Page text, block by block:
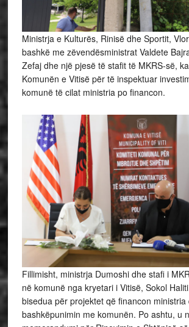
Ministrja e Kulturës, Rinisë dhe Sportit,
bashkë me zëvendësministrat Valdete
Zefaj dhe një pjesë të stafit të MKRS-së,
Komunën e Vitisë për të inspektuar
komunë të cilat ministria po financon.
Fillimisht, ministrja Dumoshi dhe stafi i
në komunë nga kryetari i Vitisë, Sokol
bisedua për projektet që financon ministria
bashkëpunimin me komunën. Po ashtu, u